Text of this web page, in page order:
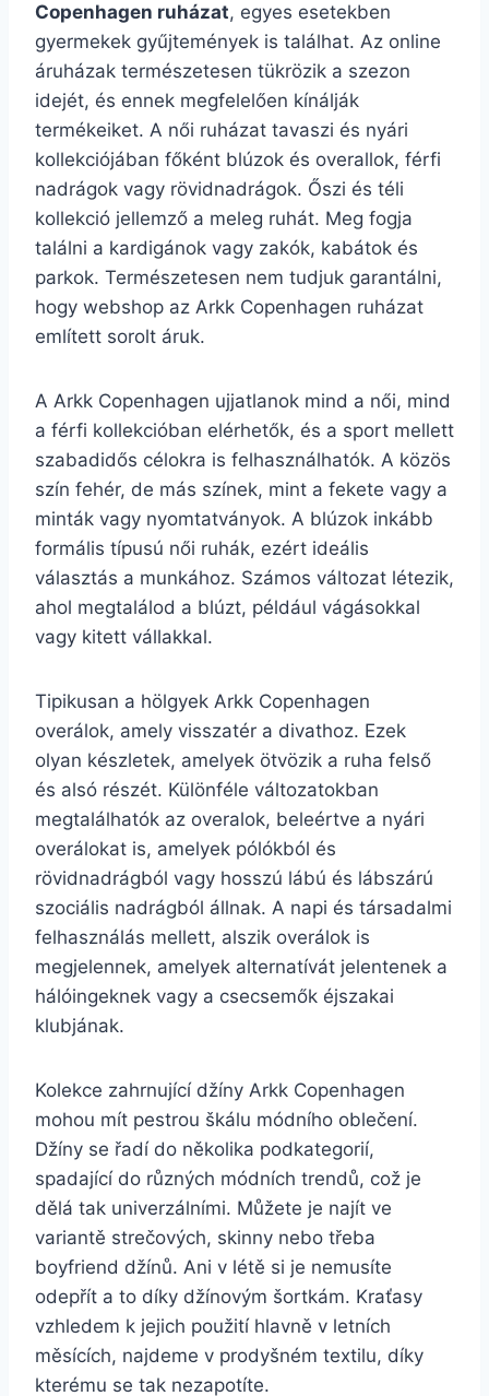
Copenhagen ruházat, egyes esetekben
gyermekek gyűjtemények is találhat. Az online
áruházak természetesen tükrözik a szezon
idejét, és ennek megfelelően kínálják
termékeiket. A női ruházat tavaszi és nyári
kollekciójában főként blúzok és overallok, férfi
nadrágok vagy rövidnadrágok. Őszi és téli
kollekció jellemző a meleg ruhát. Meg fogja
találni a kardigánok vagy zakók, kabátok és
parkok. Természetesen nem tudjuk garantálni,
hogy webshop az Arkk Copenhagen ruházat
említett sorolt áruk.
A Arkk Copenhagen ujjatlanok mind a női, mind
a férfi kollekcióban elérhetők, és a sport mellett
szabadidős célokra is felhasználhatók. A közös
szín fehér, de más színek, mint a fekete vagy a
minták vagy nyomtatványok. A blúzok inkább
formális típusú női ruhák, ezért ideális
választás a munkához. Számos változat létezik,
ahol megtalálod a blúzt, például vágásokkal
vagy kitett vállakkal.
Tipikusan a hölgyek Arkk Copenhagen
overálok, amely visszatér a divathoz. Ezek
olyan készletek, amelyek ötvözik a ruha felső
és alsó részét. Különféle változatokban
megtalálhatók az overalok, beleértve a nyári
overálokat is, amelyek pólókból és
rövidnadrágból vagy hosszú lábú és lábszárú
szociális nadrágból állnak. A napi és társadalmi
felhasználás mellett, alszik overálok is
megjelennek, amelyek alternatívát jelentenek a
hálóingeknek vagy a csecsemők éjszakai
klubjának.
Kolekce zahrnující džíny Arkk Copenhagen
mohou mít pestrou škálu módního oblečení.
Džíny se řadí do několika podkategorií,
spadající do různých módních trendů, což je
dělá tak univerzálními. Můžete je najít ve
variantě strečových, skinny nebo třeba
boyfriend džínů. Ani v létě si je nemusíte
odepřít a to díky džínovým šortkám. Kraťasy
vzhledem k jejich použití hlavně v letních
měsících, najdeme v prodyšném textilu, díky
kterému se tak nezapotíte.